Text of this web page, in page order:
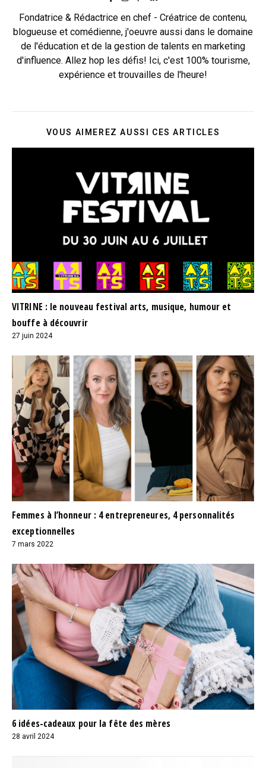
Fondatrice & Rédactrice en chef - Créatrice de contenu,
blogueuse et comédienne, j'oeuvre aussi dans le domaine
de l'éducation et de la gestion de talents en marketing
d'influence. Allez hop les défis! Ici, c'est 100% tourisme,
expérience et trouvailles de l'heure!
VOUS AIMEREZ AUSSI CES ARTICLES
VITRINE : le nouveau festival arts, musique, humour et
bouffe à découvrir
27 juin 2024
Femmes à l’honneur : 4 entrepreneures, 4 personnalités
exceptionnelles
7 mars 2022
6 idées-cadeaux pour la fête des mères
28 avril 2024